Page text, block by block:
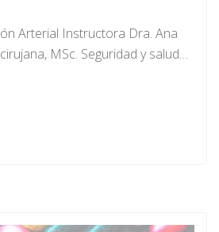
Arterial Instructora Dra. Ana
MSc. Seguridad y salud